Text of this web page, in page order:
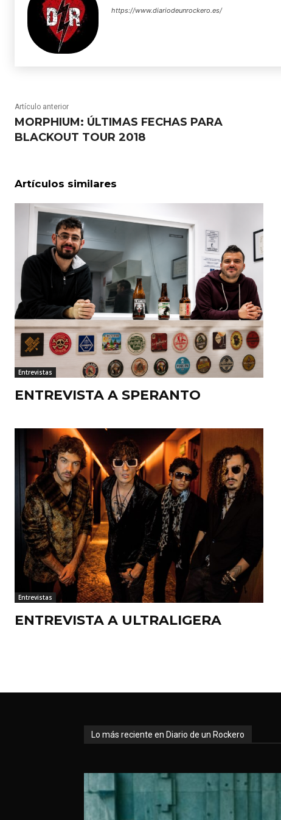
https://www.diariodeunrockero.es/
Artículo anterior
MORPHIUM: ÚLTIMAS FECHAS PARA
BLACKOUT TOUR 2018
Artículos similares
Entrevistas
ENTREVISTA A SPERANTO
Entrevistas
ENTREVISTA A ULTRALIGERA
Lo más reciente en Diario de un Rockero